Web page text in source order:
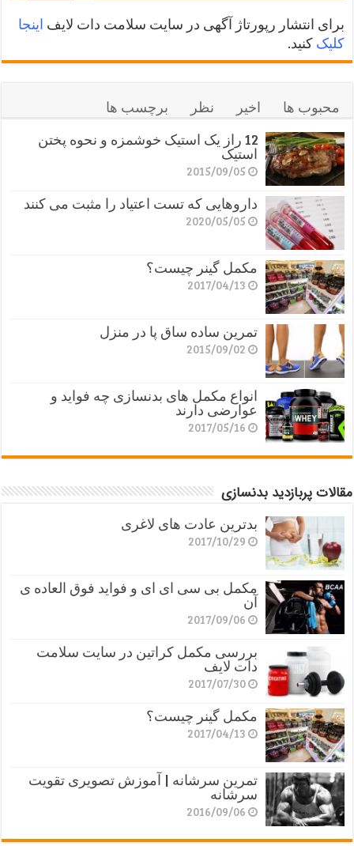
برای انتشار رپورتاژ آگهی در سایت سلامت دات لایف اینجا
کلیک کنید.
محبوب ها اخیر نظر
برچسب ها
12 راز یک استیک خوشمزه و نحوه پختن
استیک
2015/09/05
داروهایی که تست اعتیاد را مثبت می کنند
2020/05/05
مکمل گینر چیست؟
2017/04/13
تمرین ساده ساق پا در منزل
2015/09/02
انواع مکمل های بدنسازی چه فواید و
عوارضی دارند
2017/05/16
مقالات پربازدید بدنسازی
بدترین عادت های لاغری
2017/10/29
مکمل بی سی ای ای و فواید فوق العاده ی
آن
2017/09/06
بررسی مکمل کراتین در سایت سلامت
دات لایف
2017/07/30
مکمل گینر چیست؟
2017/04/13
تمرین سرشانه | آموزش تصویری تقویت
سرشانه
2016/09/06